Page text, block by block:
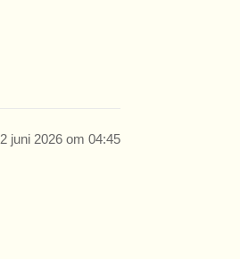
2 juni 2026 om 04:45